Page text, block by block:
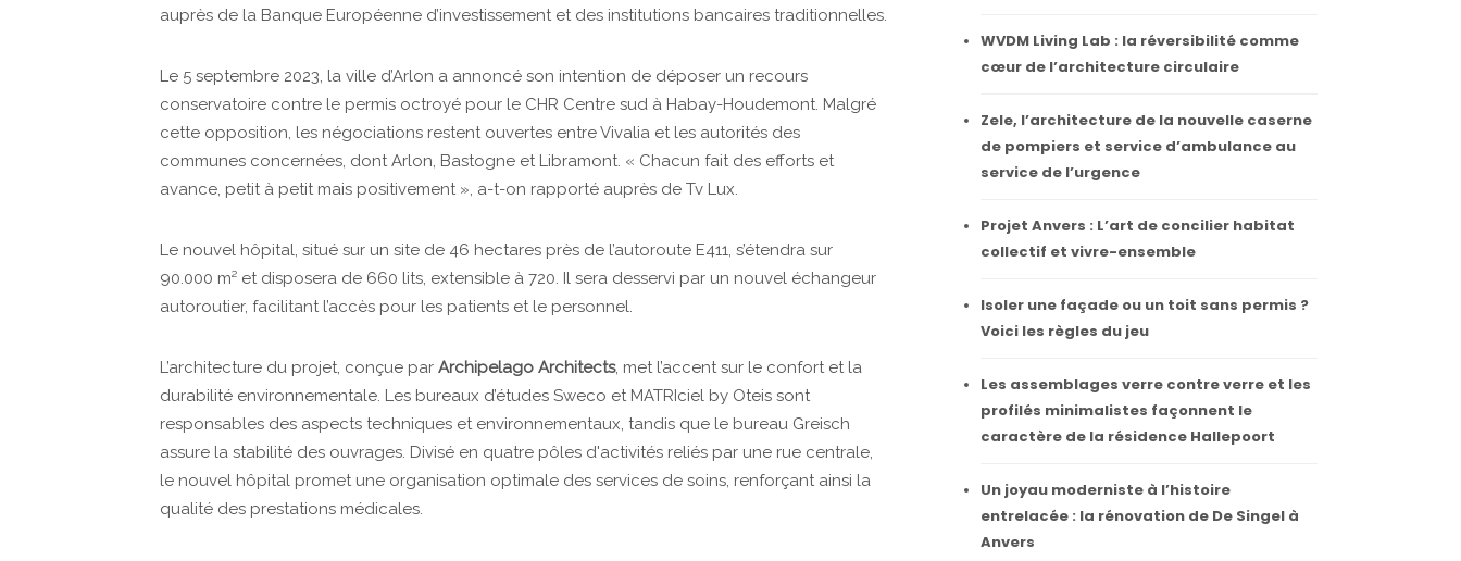
auprès de la Banque Européenne d’investissement et des institutions bancaires traditionnelles.
Le 5 septembre 2023, la ville d’Arlon a annoncé son intention de déposer un recours
conservatoire contre le permis octroyé pour le CHR Centre sud à Habay-Houdemont. Malgré
cette opposition, les négociations restent ouvertes entre Vivalia et les autorités des
communes concernées, dont Arlon, Bastogne et Libramont. « Chacun fait des efforts et
avance, petit à petit mais positivement », a-t-on rapporté auprès de Tv Lux.
Le nouvel hôpital, situé sur un site de 46 hectares près de l’autoroute E411, s’étendra sur
90.000 m² et disposera de 660 lits, extensible à 720. Il sera desservi par un nouvel échangeur
autoroutier, facilitant l’accès pour les patients et le personnel.
L’architecture du projet, conçue par Archipelago Architects, met l’accent sur le confort et la
durabilité environnementale. Les bureaux d’études Sweco et MATRIciel by Oteis sont
responsables des aspects techniques et environnementaux, tandis que le bureau Greisch
assure la stabilité des ouvrages. Divisé en quatre pôles d'activités reliés par une rue centrale,
le nouvel hôpital promet une organisation optimale des services de soins, renforçant ainsi la
qualité des prestations médicales.
WVDM Living Lab : la réversibilité comme
cœur de l’architecture circulaire
Zele, l’architecture de la nouvelle caserne
de pompiers et service d’ambulance au
service de l’urgence
Projet Anvers : L’art de concilier habitat
collectif et vivre-ensemble
Isoler une façade ou un toit sans permis ?
Voici les règles du jeu
Les assemblages verre contre verre et les
profilés minimalistes façonnent le
caractère de la résidence Hallepoort
Un joyau moderniste à l’histoire
entrelacée : la rénovation de De Singel à
Anvers